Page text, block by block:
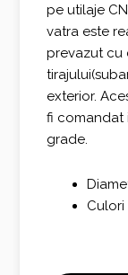
pe utilaje
vatra este
prevazut cu
exterior.
fi comandat
grade.